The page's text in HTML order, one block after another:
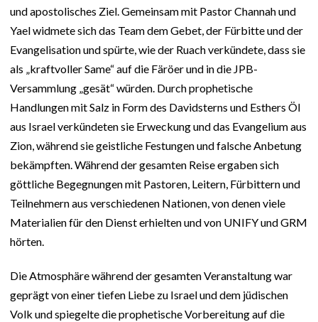
und apostolisches Ziel. Gemeinsam mit Pastor Channah und
Yael widmete sich das Team dem Gebet, der Fürbitte und der
Evangelisation und spürte, wie der Ruach verkündete, dass sie
als „kraftvoller Same“ auf die Färöer und in die JPB-
Versammlung „gesät“ würden. Durch prophetische
Handlungen mit Salz in Form des Davidsterns und Esthers Öl
aus Israel verkündeten sie Erweckung und das Evangelium aus
Zion, während sie geistliche Festungen und falsche Anbetung
bekämpften. Während der gesamten Reise ergaben sich
göttliche Begegnungen mit Pastoren, Leitern, Fürbittern und
Teilnehmern aus verschiedenen Nationen, von denen viele
Materialien für den Dienst erhielten und von UNIFY und GRM
hörten.
Die Atmosphäre während der gesamten Veranstaltung war
geprägt von einer tiefen Liebe zu Israel und dem jüdischen
Volk und spiegelte die prophetische Vorbereitung auf die